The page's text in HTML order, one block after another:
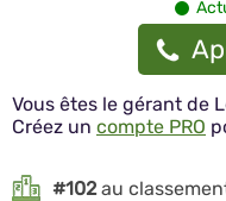
Vous êtes le gérant de
Créez un compte PRO
#102au